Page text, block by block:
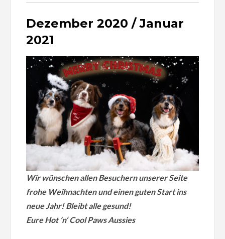
Dezember 2020 / Januar
2021
Wir wünschen allen Besuchern unserer Seite
frohe Weihnachten und einen guten Start ins
neue Jahr! Bleibt alle gesund!
Eure Hot ’n‘ Cool Paws Aussies